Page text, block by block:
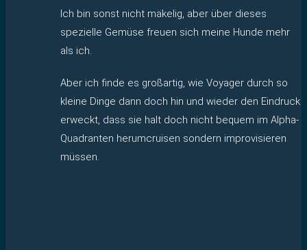
Ich bin sonst nicht mäkelig, aber über dieses
spezielle Gemüse freuen sich meine Hunde mehr
als ich.
Aber ich finde es großartig, wie Voyager durch so
kleine Dinge dann doch hin und wieder den Eindruck
erweckt, dass sie halt doch nicht bequem im Alpha-
Quadranten herumcruisen sondern improvisieren
müssen.